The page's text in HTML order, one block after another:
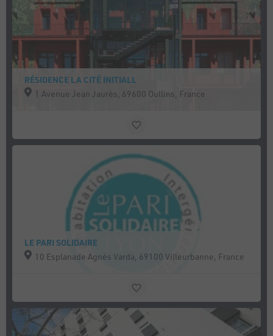
RÉSIDENCE LA CITÉ INITIALL
1 Avenue Jean Jaurès, 69600 Oullins, France
LE PARI SOLIDAIRE
10 Esplanade Agnès Varda, 69100 Villeurbanne, France